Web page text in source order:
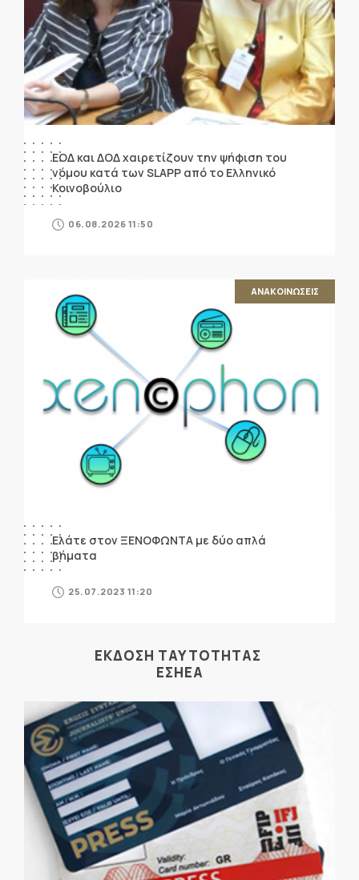
ΕΟΔ και ΔΟΔ χαιρετίζουν την ψήφιση του
νόμου κατά των SLAPP από το Ελληνικό
Κοινοβούλιο
06.08.2026 11:50
ΑΝΑΚΟΙΝΩΣΕΙΣ
Ελάτε στον ΞΕΝΟΦΩΝΤΑ με δύο απλά
βήματα
25.07.2023 11:20
ΕΚΔΟΣΗ ΤΑΥΤΟΤΗΤΑΣ
ΕΣΗΕΑ